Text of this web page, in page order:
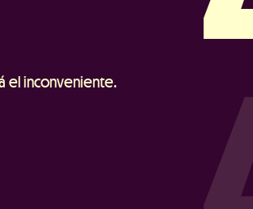
el inconveniente.